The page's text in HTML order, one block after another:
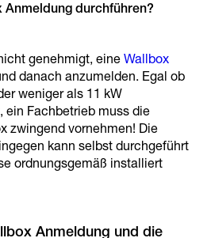
Anmeldung durchführen?
genehmigt, eine Wallbox
danach anzumelden. Egal ob
weniger als 11 kW
ein Fachbetrieb muss die
zwingend vornehmen! Die
kann selbst durchgeführt
ordnungsgemäß installiert
Anmeldung und die